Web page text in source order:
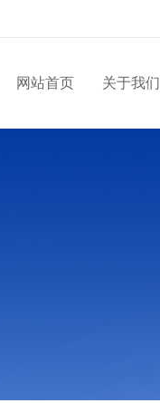
网站首页 关于我们